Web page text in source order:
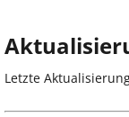
Letzte